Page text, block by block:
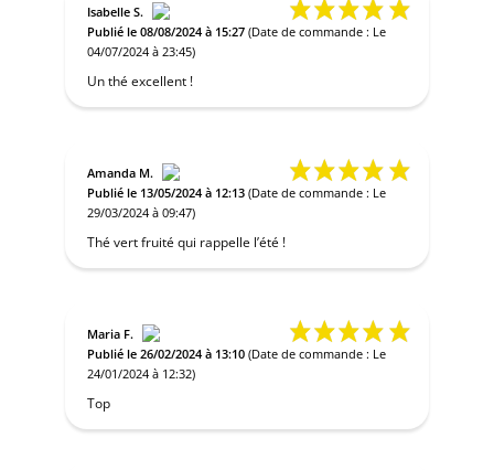
Isabelle S.
Publié le 08/08/2024 à 15:27(Date de commande : Le
04/07/2024 à 23:45)
Un thé excellent !
Amanda M.
Publié le 13/05/2024 à 12:13(Date de commande : Le
29/03/2024 à 09:47)
Thé vert fruité qui rappelle l’été !
Maria F.
Publié le 26/02/2024 à 13:10(Date de commande : Le
24/01/2024 à 12:32)
Top